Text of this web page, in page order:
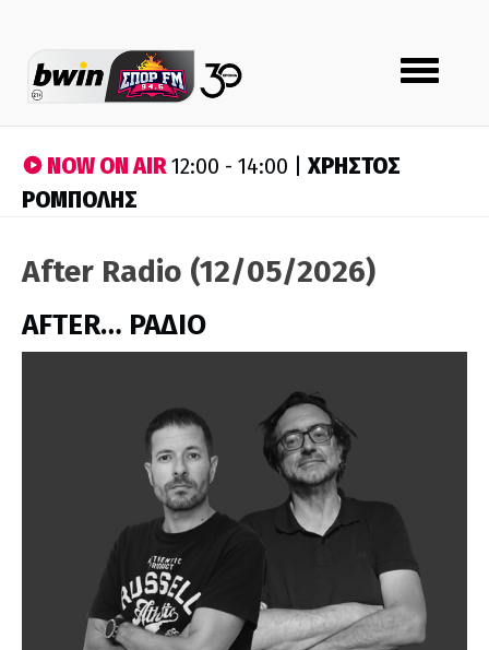
Toggle
navigation
NOW ON AIR12:00 - 14:00 | ΧΡΗΣΤΟΣ
ΡΟΜΠΟΛΗΣ
After Radio (12/05/2026)
AFTER… ΡΑΔΙΟ